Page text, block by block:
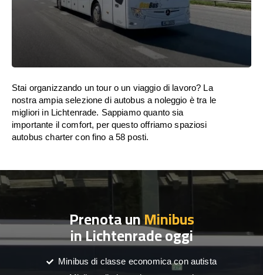
Stai organizzando un tour o un viaggio di lavoro? La
nostra ampia selezione di autobus a noleggio è tra le
migliori in Lichtenrade. Sappiamo quanto sia
importante il comfort, per questo offriamo spaziosi
autobus charter con fino a 58 posti.
Prenota unMinibus
in Lichtenrade oggi
Minibus di classe economica con autista